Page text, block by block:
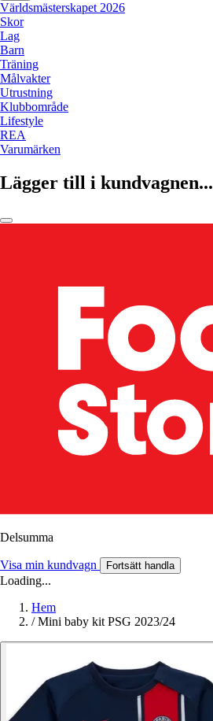
Världsmästerskapet 2026
Skor
Lag
Barn
Träning
Målvakter
Utrustning
Klubbområde
Lifestyle
REA
Varumärken
Lägger till i kundvagnen...
Delsumma
Visa min kundvagn Fortsätt handla
Loading...
Hem
/ Mini baby kit PSG 2023/24